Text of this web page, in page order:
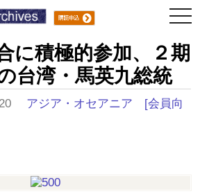
に積極的参加、２期
台湾・馬英九総統
20 アジア・オセアニア
[会員向